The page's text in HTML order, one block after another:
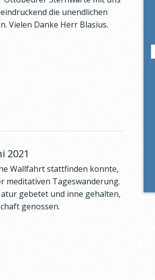
die unendlichen
Vielen Danke Herr Blasius.
2021
Wallfahrt stattfinden konnte,
meditativen Tageswanderung.
gebetet und inne gehalten,
genossen.